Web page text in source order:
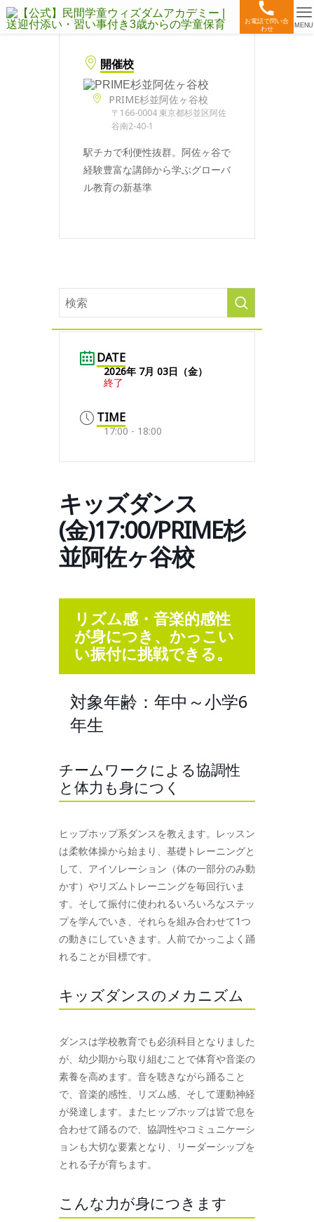
お電話で問い合
わせ
MENU
開催校
PRIME杉並阿佐ヶ谷校
〒166-0004 東京都杉並区阿佐
谷南2-40-1
駅チカで利便性抜群。阿佐ヶ谷で
経験豊富な講師から学ぶグローバ
ル教育の新基準
DATE
2026年 7月 03日（金）
終了
TIME
17:00 - 18:00
キッズダンス
(金)17:00/PRIME杉
並阿佐ヶ谷校
リズム感・音楽的感性
が身につき、かっこい
い振付に挑戦できる。
対象年齢：年中～小学6
年生
チームワークによる協調性
と体力も身につく
ヒップホップ系ダンスを教えます。レッスン
は柔軟体操から始まり、基礎トレーニングと
して、アイソレーション（体の一部分のみ動
かす）やリズムトレーニングを毎回行いま
す。そして振付に使われるいろいろなステッ
プを学んでいき、それらを組み合わせて1つ
の動きにしていきます。人前でかっこよく踊
れることが目標です。
キッズダンスのメカニズム
ダンスは学校教育でも必須科目となりました
が、幼少期から取り組むことで体育や音楽の
素養を高めます。音を聴きながら踊ること
で、音楽的感性、リズム感、そして運動神経
が発達します。またヒップホップは皆で息を
合わせて踊るので、協調性やコミュニケーシ
ョンも大切な要素となり、リーダーシップを
とれる子が育ちます。
こんな力が身につきます